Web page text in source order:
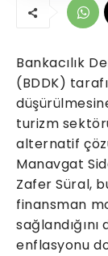
Bankacılık
(BDDK)
turizm
alternatif
Manavgat
Zafer Süral,
finansman
enflasyonu